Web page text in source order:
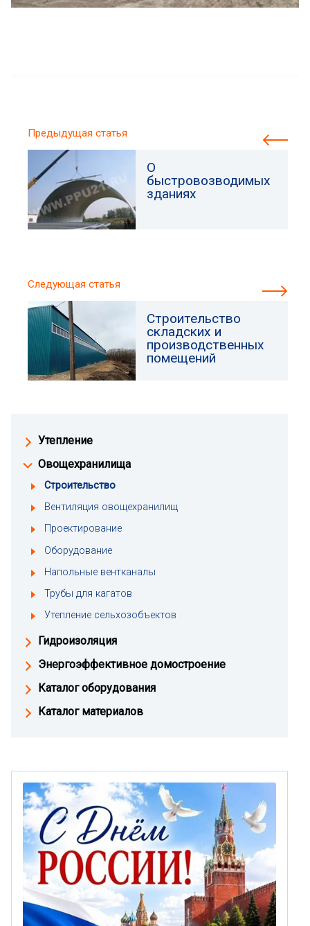
Утепление
Овощехранилища
Строительство
Вентиляция овощехранилищ
Проектирование
Оборудование
Напольные вентканалы
Трубы для кагатов
Утепление сельхозобъектов
Гидроизоляция
Энергоэффективное домостроение
Каталог оборудования
Каталог материалов
Предыдущая статья
О
быстровозводимых
зданиях
Следующая статья
Строительство
складских и
производственных
помещений